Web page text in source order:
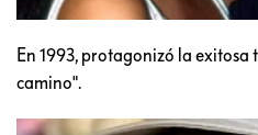
En 1993, protagonizó la exitosa
camino".